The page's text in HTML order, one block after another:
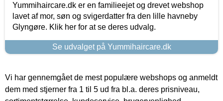
Yummihaircare.dk er en familieejet og drevet webshop
lavet af mor, søn og svigerdatter fra den lille havneby
Glyngøre. Klik her for at se deres udvalg.
Se udvalget på Yummihaircare.dk
Vi har gennemgået de mest populære webshops og anmeldt
dem med stjerner fra 1 til 5 ud fra bl.a. deres prisniveau,